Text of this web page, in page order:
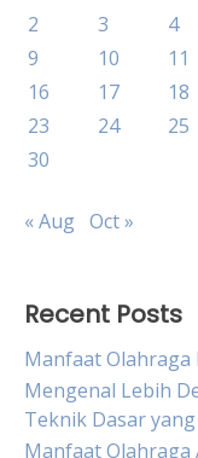
2
3 4
9
10 11
16
17 18
23
24 25
30
« Aug Oct »
Recent Posts
Manfaat Olahraga
Mengenal Lebih
Teknik Dasar
Manfaat